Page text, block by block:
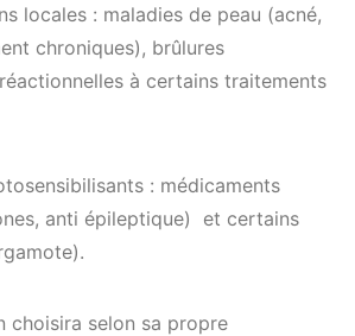
locales : maladies de peau (acné,
chroniques), brûlures
à certains traitements
: médicaments
anti épileptique) et certains
choisira selon sa propre